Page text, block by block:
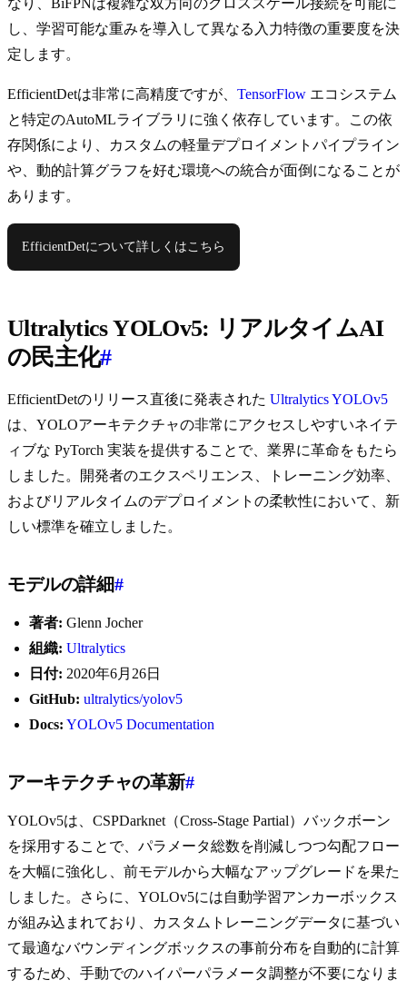
なり、BiFPNは複雑な双方向のクロススケール接続を可能に
し、学習可能な重みを導入して異なる入力特徴の重要度を決
定します。
EfficientDetは非常に高精度ですが、 TensorFlow エコシステム
と特定のAutoMLライブラリに強く依存しています。この依
存関係により、カスタムの軽量デプロイメントパイプライン
や、動的計算グラフを好む環境への統合が面倒になることが
あります。
EfficientDetについて詳しくはこちら
Ultralytics YOLOv5: リアルタイムAI
の民主化#
EfficientDetのリリース直後に発表された Ultralytics YOLOv5
は、YOLOアーキテクチャの非常にアクセスしやすいネイテ
ィブな PyTorch 実装を提供することで、業界に革命をもたら
しました。開発者のエクスペリエンス、トレーニング効率、
およびリアルタイムのデプロイメントの柔軟性において、新
しい標準を確立しました。
モデルの詳細#
著者: Glenn Jocher
組織: Ultralytics
日付: 2020年6月26日
GitHub: ultralytics/yolov5
Docs: YOLOv5 Documentation
アーキテクチャの革新#
YOLOv5は、CSPDarknet（Cross-Stage Partial）バックボーン
を採用することで、パラメータ総数を削減しつつ勾配フロー
を大幅に強化し、前モデルから大幅なアップグレードを果た
しました。さらに、YOLOv5には自動学習アンカーボックス
が組み込まれており、カスタムトレーニングデータに基づい
て最適なバウンディングボックスの事前分布を自動的に計算
するため、手動でのハイパーパラメータ調整が不要になりま